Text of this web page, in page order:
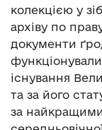
колекцією у
архіву по
документи
існування
та за його
за